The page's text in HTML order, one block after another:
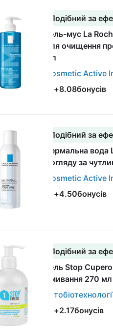
Подібний за
Гель-мус La
для очищення
мл
Cosmetic Active
+8.08бонусів
Подібний за
Термальна вода
догляду за
Cosmetic Active
+4.50бонусів
Подібний за
Гель Stop
вмивання 270 мл
+2.17бонусів